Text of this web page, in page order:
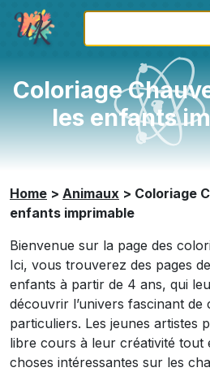
Coloriage
les enfants
Home > Animaux > Coloriage
enfants imprimable
Bienvenue sur la page des
Ici, vous trouverez des pages
enfants à partir de 4 ans, qui
découvrir l’univers fascinant de
particuliers. Les jeunes artistes
libre cours à leur créativité tout
choses intéressantes sur les